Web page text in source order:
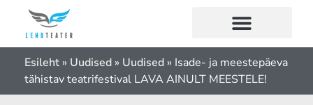
Esileht » Uudised » Uudised » Isade- ja meestepäeva
tähistav teatrifestival LAVA AINULT MEESTELE!